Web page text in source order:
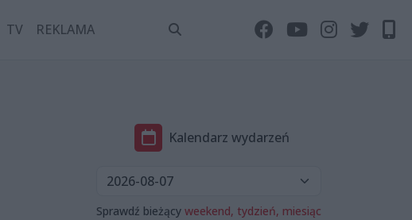
TV REKLAMA
Kalendarz wydarzeń
Sprawdź bieżący weekend, tydzień, miesiąc